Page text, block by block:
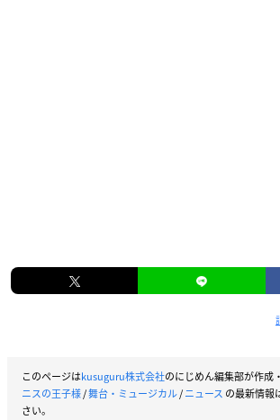
このページはkusuguru株式会社のにじめん編集部が作成
ニスの王子様/舞台・ミュージカル/ニュース の最新情報
さい。